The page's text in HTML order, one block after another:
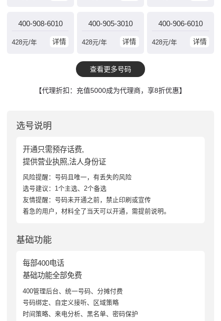
400-908-6010
详情
428元/年
400-905-3010
详情
428元/年
400-906-6010
详情
428元/年
查看更多号码
【代理折扣：充值5000成为代理商，享8折优惠】
选号说明
开通只需预存话费,
提供营业执照,法人身份证
风险提醒：号码且唯一，有丢失的风险
选号建议：1个主选、2个备选
友情提醒：号码未开通之前，禁止印刷或宣传
着急的用户，材料全了当天可以开通，需提前说明。
基础功能
每部400电话
基础功能全部免费
400管理后台、统一号码、分摊付费
号码绑定、自定义接听、区域策略
时间策略、来电分析、黑名单、密码保护